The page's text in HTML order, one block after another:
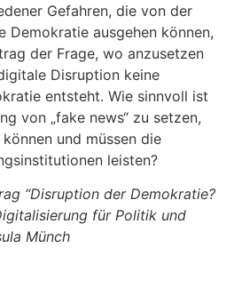
Gefahren, die von der
Demokratie ausgehen können,
der Frage, wo anzusetzen
Disruption keine
entsteht. Wie sinnvoll ist
von „fake news“ zu setzen,
und müssen die
leisten?
“Disruption der Demokratie?
für Politik und
Münch